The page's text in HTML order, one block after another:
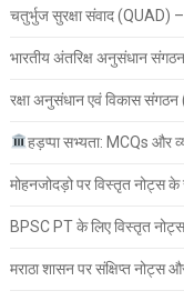
चतुर्भुज सुरक्षा संवाद (QUAD)
भारतीय अंतरिक्ष अनुसंधान संगठन
रक्षा अनुसंधान एवं विकास संगठन
हड़प्पा सभ्यता: MCQs और
मोहनजोदड़ो पर विस्तृत नोट्स
BPSC PT के लिए विस्तृत
मराठा शासन पर संक्षिप्त नोट्स